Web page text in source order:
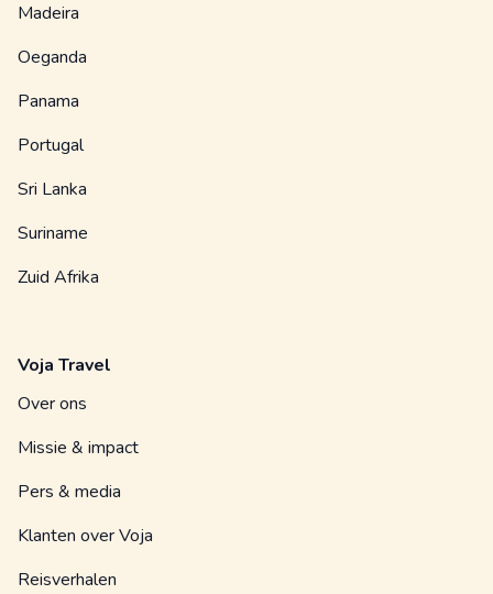
Madeira
Oeganda
Panama
Portugal
Sri Lanka
Suriname
Zuid Afrika
Voja Travel
Over ons
Missie & impact
Pers & media
Klanten over Voja
Reisverhalen